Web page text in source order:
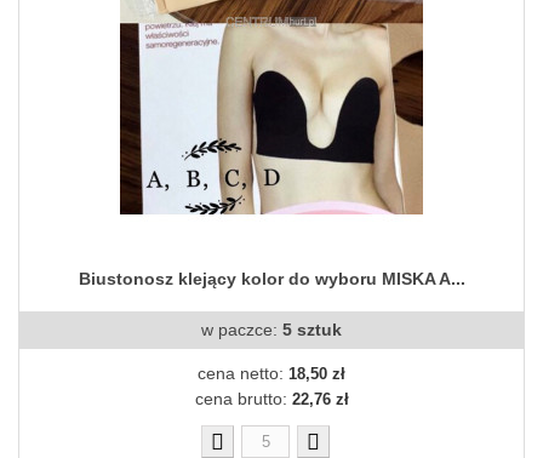
Biustonosz klejący kolor do wyboru MISKA A...
w paczce: 5 sztuk
cena netto: 18,50 zł
cena brutto: 22,76 zł